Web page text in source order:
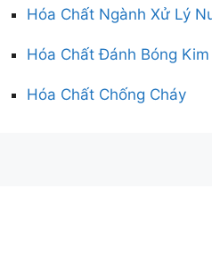
Hóa Chất Ngành Xử Lý
Hóa Chất Đánh Bóng
Hóa Chất Chống Cháy